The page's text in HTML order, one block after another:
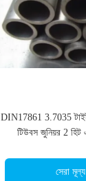
DIN17861 3.7035
টিউবস জুনিয়র 2 হিট
সেরা